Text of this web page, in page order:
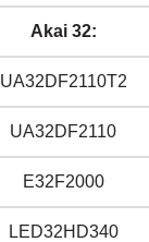
Akai 32:
UA32DF2110T2
UA32DF2110
E32F2000
LED32HD340